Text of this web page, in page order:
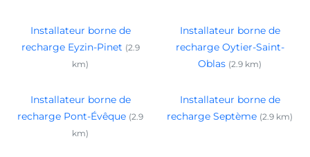
Installateur borne de
recharge Eyzin-Pinet (2.9
km)
Installateur borne de
recharge Oytier-Saint-
Oblas (2.9 km)
Installateur borne de
recharge Pont-Évêque (2.9
km)
Installateur borne de
recharge Septème (2.9 km)